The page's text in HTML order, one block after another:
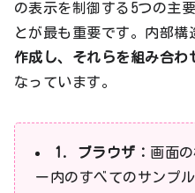
の表示を制御する5つの主
とが最も重要です。内部構
作成し、それらを組み合わ
なっています。
1. ブラウザ： 画面
ー内のすべてのサンプ